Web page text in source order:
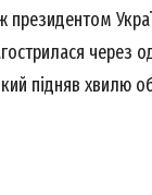
президентом
через
підняв хвилю